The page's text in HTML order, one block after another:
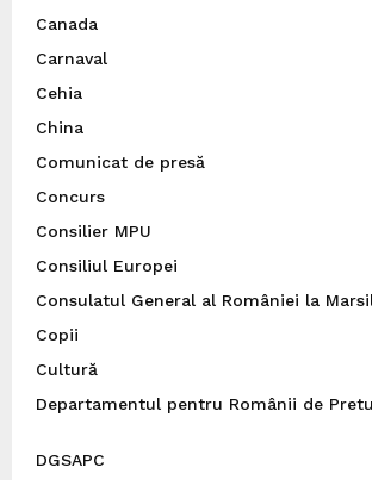
Canada
Carnaval
Cehia
China
Comunicat de presă
Concurs
Consilier MPU
Consiliul Europei
Consulatul General al României la
Copii
Cultură
Departamentul pentru Românii de
DGSAPC